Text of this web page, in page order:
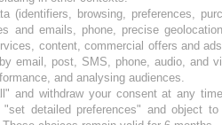
(identifiers, browsing, preferences,
and emails, phone, precise
content, commercial offers and
email, post, SMS, phone, audio, and
and analysing audiences.
and withdraw your consent at any
detailed preferences" and object